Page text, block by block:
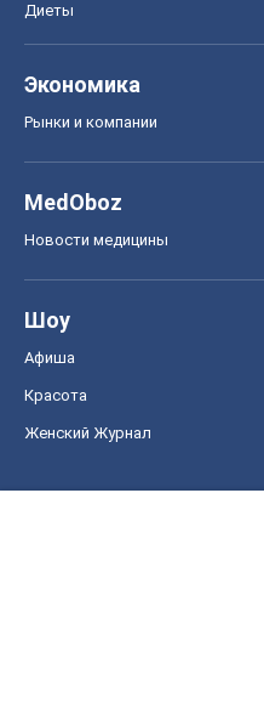
Диеты
Экономика
Рынки и компании
MedOboz
Новости медицины
Шоу
Афиша
Красота
Женский Журнал